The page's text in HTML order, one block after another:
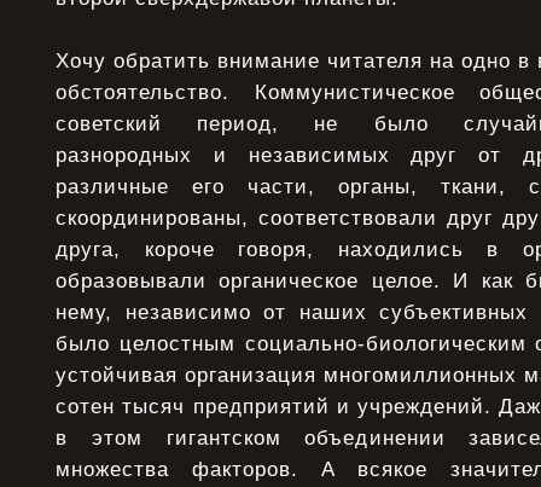
Хочу обратить внимание читателя на одно
обстоятельство. Коммунистическое
советский период, не было
разнородных и независимых друг от
различные его части, органы,
скоординированы, соответствовали друг
друга, короче говоря, находились в
образовывали органическое целое. И
нему, независимо от наших субъективных
было целостным социально-биологическим
устойчивая организация многомиллионных
сотен тысяч предприятий и учреждений.
в этом гигантском объединении
множества факторов. А всякое